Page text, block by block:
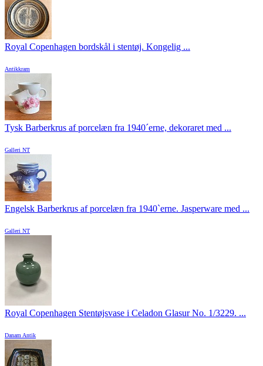
Royal Copenhagen bordskål i stentøj. Kongelig ...
Antikkram
Tysk Barberkrus af porcelæn fra 1940´erne, dekoraret med ...
Galleri NT
Engelsk Barberkrus af porcelæn fra 1940`erne. Jasperware med ...
Galleri NT
Royal Copenhagen Stentøjsvase i Celadon Glasur No. 1/3229. ...
Danam Antik